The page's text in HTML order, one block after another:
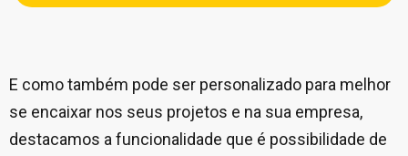
E como também pode ser personalizado para melhor
se encaixar nos seus projetos e na sua empresa,
destacamos a funcionalidade que é possibilidade de